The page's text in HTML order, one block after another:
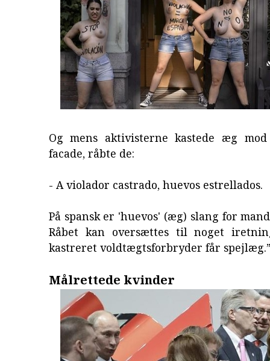
Og mens aktivisterne kastede æg
facade, råbte de:
- A violador castrado, huevos estrellados.
På spansk er 'huevos' (æg) slang for
Råbet kan oversættes til noget
kastreret voldtægtsforbryder får
Målrettede kvinder